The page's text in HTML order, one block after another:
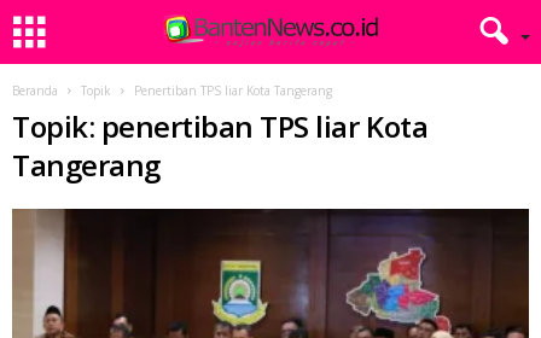
Beranda Topik Penertiban TPS liar Kota Tangerang
Topik: penertiban TPS liar Kota
Tangerang